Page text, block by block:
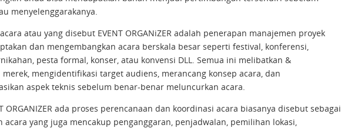
menyelenggarakanya.
atau yang disebut EVENT ORGANiZER adalah penerapan manajemen proyek
dan mengembangkan acara berskala besar seperti festival, konferensi,
pesta formal, konser, atau konvensi DLL. Semua ini melibatkan &
mengidentifikasi target audiens, merancang konsep acara, dan
aspek teknis sebelum benar-benar meluncurkan acara.
ORGANIZER ada proses perencanaan dan koordinasi acara biasanya disebut sebagai
acara yang juga mencakup penganggaran, penjadwalan, pemilihan lokasi,